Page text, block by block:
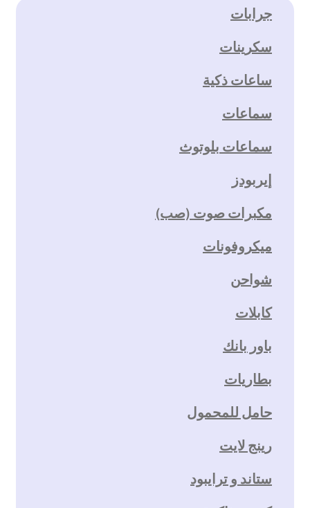
جرابات
سكرينات
ساعات ذكية
سماعات
سماعات بلوتوث
إيربودز
مكبرات صوت (صب)
ميكروفونات
شواحن
كابلات
باور بانك
بطاريات
حامل للمحمول
رينج لايت
ستاند و ترايبود